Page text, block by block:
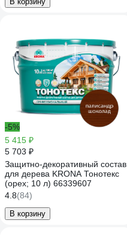
-5%
5 415 ₽
5 703 ₽
Защитно-декоративный состав
для дерева KRONA Тонотекс
(орех; 10 л) 66339607
4.8(84)
В корзину